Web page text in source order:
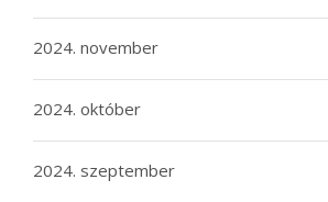
2024. november
2024. október
2024. szeptember